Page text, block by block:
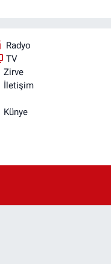
Radyo
TV
Zirve
İletişim
Künye